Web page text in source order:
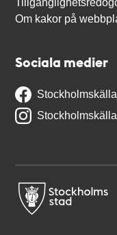
Om kakor på
Sociala medier